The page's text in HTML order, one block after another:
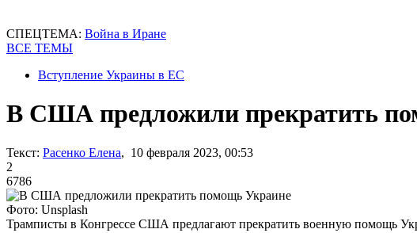
СПЕЦТЕМА: Война в Иране
ВСЕ ТЕМЫ
Вступление Украины в ЕС
В США предложили прекратить
Текст: Расенко Елена, 10 февраля 2023, 00:53
2
6786
Фото: Unsplash
Трамписты в Конгрессе США предлагают прекратить военную помощь